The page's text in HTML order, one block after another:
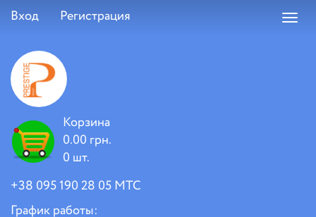
Вход Регистрация
Корзина
0.00 грн.
0 шт.
+38 095 190 28 05 МТС
График работы: